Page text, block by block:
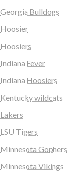
Georgia Bulldogs
Hoosier
Hoosiers
Indiana Fever
Indiana Hoosiers
Kentucky wildcats
Lakers
LSU Tigers
Minnesota Gophers
Minnesota Vikings